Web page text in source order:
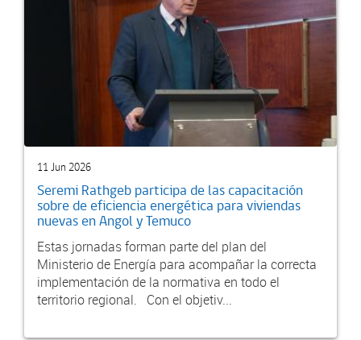
11 Jun 2026
Seremi Rathgeb participa de las capacitación
sobre de eficiencia energética para viviendas
nuevas en Angol y Temuco
Estas jornadas forman parte del plan del
Ministerio de Energía para acompañar la correcta
implementación de la normativa en todo el
territorio regional. Con el objetiv...